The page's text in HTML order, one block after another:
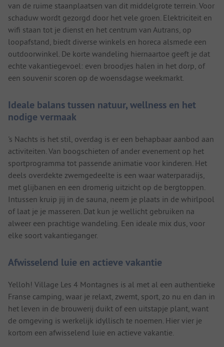
van de ruime staanplaatsen van dit middelgrote terrein. Voor
schaduw wordt gezorgd door het vele groen. Elektriciteit en
wifi staan tot je dienst en het centrum van Autrans, op
loopafstand, biedt diverse winkels en horeca alsmede een
outdoorwinkel. De korte wandeling hiernaartoe geeft je dat
echte vakantiegevoel: even broodjes halen in het dorp, of
een souvenir scoren op de woensdagse weekmarkt.
Ideale balans tussen natuur, wellness en het
nodige vermaak
's Nachts is het stil, overdag is er een behapbaar aanbod aan
activiteiten. Van boogschieten of ander evenement op het
sportprogramma tot passende animatie voor kinderen. Het
deels overdekte zwemgedeelte is een waar waterparadijs,
met glijbanen en een dromerig uitzicht op de bergtoppen.
Intussen kruip jij in de sauna, neem je plaats in de whirlpool
of laat je je masseren. Dat kun je wellicht gebruiken na
alweer een prachtige wandeling. Een ideale mix dus, voor
elke soort vakantieganger.
Afwisselend luie en actieve vakantie
Yelloh! Village Les 4 Montagnes is al met al een authentieke
Franse camping, waar je relaxt, zwemt, sport, zo nu en dan in
het leven in de brouwerij duikt of een uitstapje plant, want
de omgeving is werkelijk idyllisch te noemen. Hier vier je
kortom een afwisselend luie en actieve vakantie.